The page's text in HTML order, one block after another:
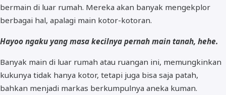
bermain di luar rumah. Mereka akan banyak mengekplor
berbagai hal, apalagi main kotor-kotoran.
Hayoo ngaku yang masa kecilnya pernah main tanah, hehe.
Banyak main di luar rumah atau ruangan ini, memungkinkan
kukunya tidak hanya kotor, tetapi juga bisa saja patah,
bahkan menjadi markas berkumpulnya aneka kuman.